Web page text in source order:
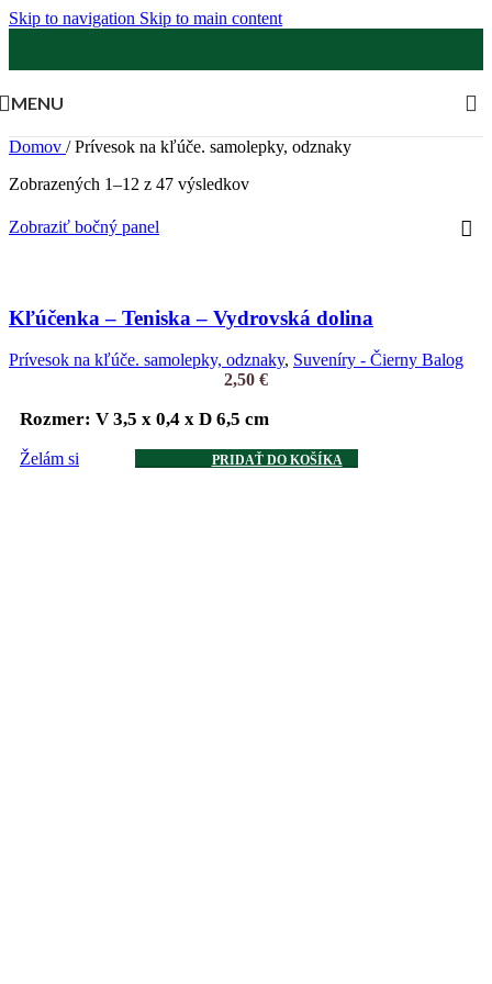
Skip to navigation Skip to main content
MENU
Domov / Prívesok na kľúče. samolepky, odznaky
Zobrazených 1–12 z 47 výsledkov
Zobraziť bočný panel
Kľúčenka – Teniska – Vydrovská dolina
Prívesok na kľúče. samolepky, odznaky, Suveníry - Čierny Balog
2,50 €
Rozmer: V 3,5 x 0,4 x D 6,5 cm
Želám si PRIDAŤ DO KOŠÍKA